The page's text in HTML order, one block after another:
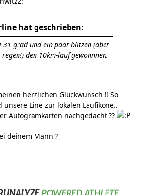
hat geschrieben:
31 grad und ein paar blitzen (aber
regen!) den 10km-lauf gewonnnen.
herzlichen Glückwunsch !! So
unsere Line zur lokalen Laufikone..
Autogramkarten nachgedacht ??
deinem Mann ?